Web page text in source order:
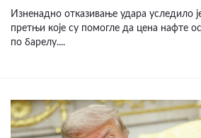
Изненадно отказивање удара уследило
претњи које су помогле да цена нафте
по барелу....